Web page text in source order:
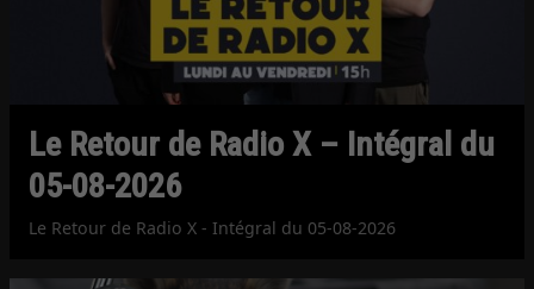
Le Retour de Radio X – Intégral du
05-08-2026
Le Retour de Radio X - Intégral du 05-08-2026